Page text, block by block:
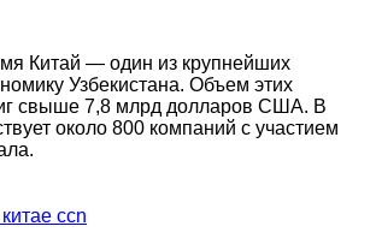
Китай — один из крупнейших
Узбекистана. Объем этих
свыше 7,8 млрд долларов США. В
около 800 компаний с участием